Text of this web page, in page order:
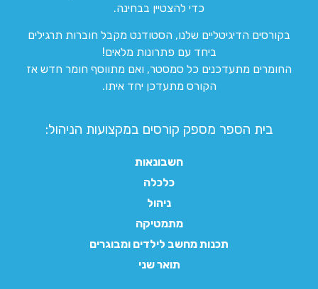
כדי להצטיין בבחינה.
בקורסים הדיגיטליים שלנו, הסטודנט מקבל חוברות תרגילים
ביחד עם פתרונות מלאים!
החומרים מתעדכנים כל סמסטר, ואם מתווסף חומר חדש אז
הקורס מתעדכן יחד איתו.
בית הספר מספק קורסים במקצועות הניהול:
חשבונאות
כלכלה
ניהול
מתמטיקה
תכנות מחשב לילדים ומבוגרים
תואר שני